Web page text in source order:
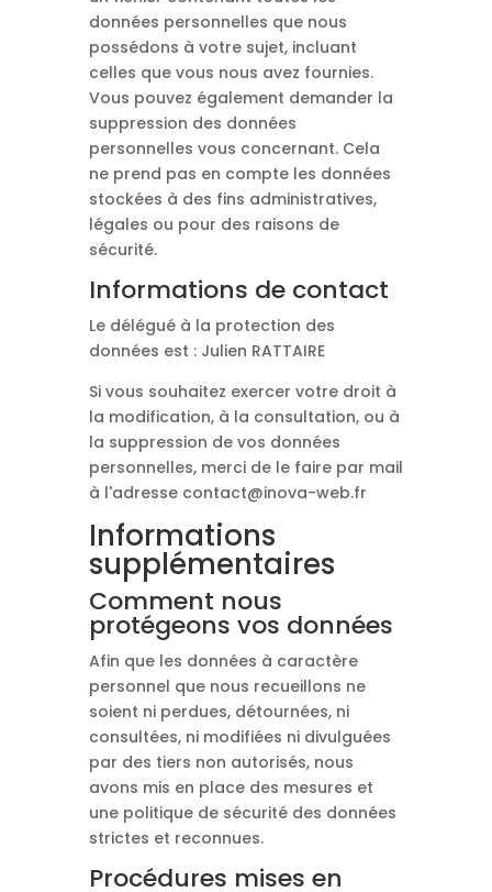
données personnelles que nous
possédons à votre sujet, incluant
celles que vous nous avez fournies.
Vous pouvez également demander la
suppression des données
personnelles vous concernant. Cela
ne prend pas en compte les données
stockées à des fins administratives,
légales ou pour des raisons de
sécurité.
Informations de contact
Le délégué à la protection des
données est : Julien RATTAIRE
Si vous souhaitez exercer votre droit à
la modification, à la consultation, ou à
la suppression de vos données
personnelles, merci de le faire par mail
à l'adresse contact@inova-web.fr
Informations
supplémentaires
Comment nous
protégeons vos données
Afin que les données à caractère
personnel que nous recueillons ne
soient ni perdues, détournées, ni
consultées, ni modifiées ni divulguées
par des tiers non autorisés, nous
avons mis en place des mesures et
une politique de sécurité des données
strictes et reconnues.
Procédures mises en